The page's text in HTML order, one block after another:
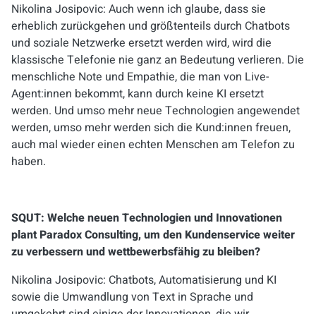
Nikolina Josipovic: Auch wenn ich glaube, dass sie
erheblich zurückgehen und größtenteils durch Chatbots
und soziale Netzwerke ersetzt werden wird, wird die
klassische Telefonie nie ganz an Bedeutung verlieren. Die
menschliche Note und Empathie, die man von Live-
Agent:innen bekommt, kann durch keine KI ersetzt
werden. Und umso mehr neue Technologien angewendet
werden, umso mehr werden sich die Kund:innen freuen,
auch mal wieder einen echten Menschen am Telefon zu
haben.
SQUT: Welche neuen Technologien und Innovationen
plant Paradox Consulting, um den Kundenservice weiter
zu verbessern und wettbewerbsfähig zu bleiben?
Nikolina Josipovic: Chatbots, Automatisierung und KI
sowie die Umwandlung von Text in Sprache und